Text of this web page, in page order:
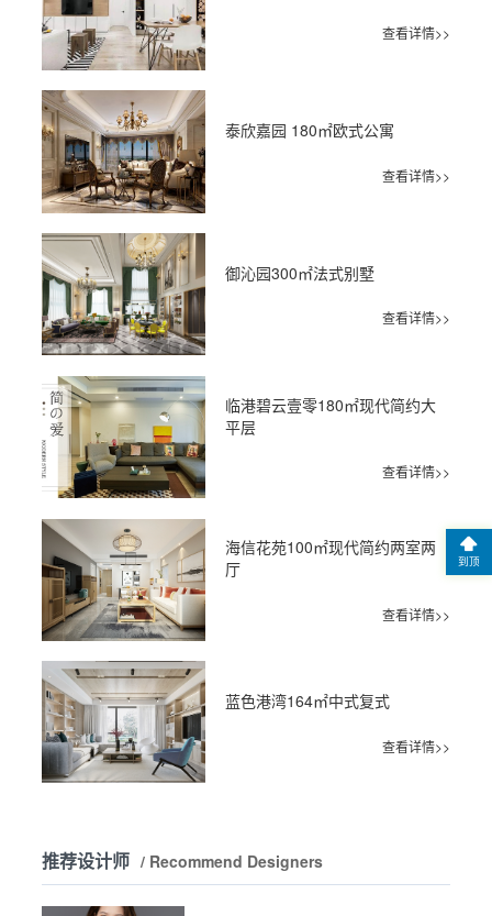
查看详情>>
泰欣嘉园 180㎡欧式公寓
查看详情>>
御沁园300㎡法式别墅
查看详情>>
临港碧云壹零180㎡现代简约大
平层
查看详情>>
海信花苑100㎡现代简约两室两
厅
查看详情>>
蓝色港湾164㎡中式复式
查看详情>>
推荐设计师 / Recommend Designers
到顶